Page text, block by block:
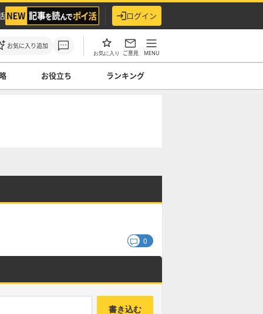
ログイン
お気に入り追加
お気に入り ご意見 MENU
お役立ち ランキング
0
書き込む